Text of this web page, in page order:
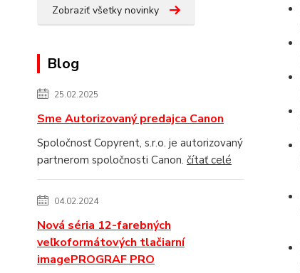
Zobraziť všetky novinky
Blog
25.02.2025
Sme Autorizovaný predajca Canon
Spoločnosť Copyrent, s.r.o. je autorizovaný
partnerom spoločnosti Canon. čítať celé
04.02.2024
Nová séria 12-farebných
veľkoformátových tlačiarní
imagePROGRAF PRO